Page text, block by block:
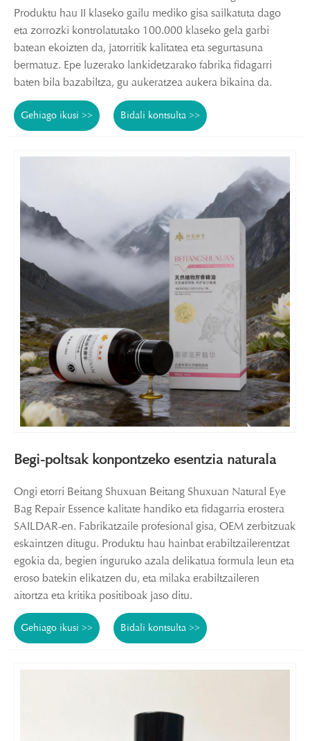
Produktu hau II klaseko gailu mediko gisa sailkatuta dago
eta zorrozki kontrolatutako 100.000 klaseko gela garbi
batean ekoizten da, jatorritik kalitatea eta segurtasuna
bermatuz. Epe luzerako lankidetzarako fabrika fidagarri
baten bila bazabiltza, gu aukeratzea aukera bikaina da.
Gehiago ikusi >> Bidali kontsulta >>
Begi-poltsak konpontzeko esentzia naturala
Ongi etorri Beitang Shuxuan Beitang Shuxuan Natural Eye
Bag Repair Essence kalitate handiko eta fidagarria erostera
SAILDAR-en. Fabrikatzaile profesional gisa, OEM zerbitzuak
eskaintzen ditugu. Produktu hau hainbat erabiltzailerentzat
egokia da, begien inguruko azala delikatua formula leun eta
eroso batekin elikatzen du, eta milaka erabiltzaileren
aitortza eta kritika positiboak jaso ditu.
Gehiago ikusi >> Bidali kontsulta >>